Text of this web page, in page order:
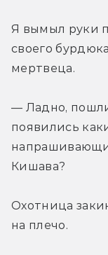
Я вымыл руки
своего
мертвеца.
— Ладно,
появились
Кишава?
Охотница
на плечо.